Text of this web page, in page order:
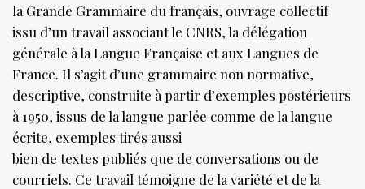
la Grande Grammaire du français, ouvrage collectif
issu d’un travail associant le CNRS, la délégation
générale à la Langue Française et aux Langues de
France. Il s’agit d’une grammaire non normative,
descriptive, construite à partir d’exemples postérieurs
à 1950, issus de la langue parlée comme de la langue
écrite, exemples tirés aussi
bien de textes publiés que de conversations ou de
courriels. Ce travail témoigne de la variété et de la